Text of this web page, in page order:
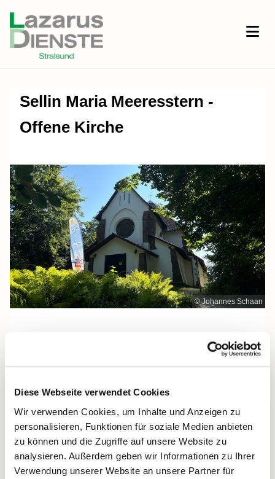
Diese Webseite verwendet Cookies
Wir verwenden Cookies, um Inhalte und Anzeigen zu
personalisieren, Funktionen für soziale Medien anbieten
zu können und die Zugriffe auf unsere Website zu
analysieren. Außerdem geben wir Informationen zu Ihrer
Verwendung unserer Website an unsere Partner für
Sellin Maria Meeresstern -
Offene Kirche
© Johannes Schaan
Sonntag, 16. August 2026, 12:00 Uhr
Maria Meeresstern, Sellin, Hochufer /
Waldweg, 18586 Sellin